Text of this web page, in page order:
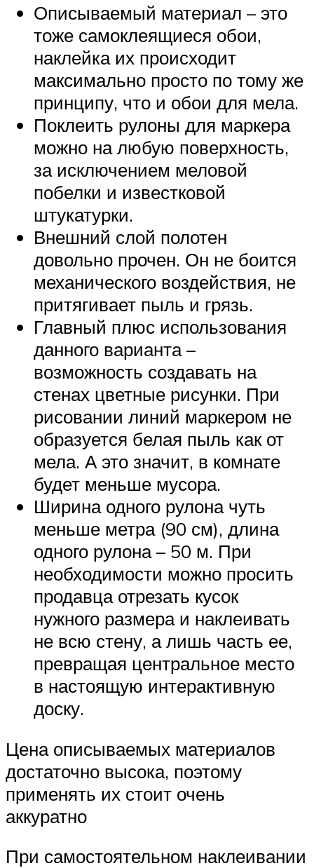
Описываемый материал – это
тоже самоклеящиеся обои,
наклейка их происходит
максимально просто по тому же
принципу, что и обои для мела.
Поклеить рулоны для маркера
можно на любую поверхность,
за исключением меловой
побелки и известковой
штукатурки.
Внешний слой полотен
довольно прочен. Он не боится
механического воздействия, не
притягивает пыль и грязь.
Главный плюс использования
данного варианта –
возможность создавать на
стенах цветные рисунки. При
рисовании линий маркером не
образуется белая пыль как от
мела. А это значит, в комнате
будет меньше мусора.
Ширина одного рулона чуть
меньше метра (90 см), длина
одного рулона – 50 м. При
необходимости можно просить
продавца отрезать кусок
нужного размера и наклеивать
не всю стену, а лишь часть ее,
превращая центральное место
в настоящую интерактивную
доску.
Цена описываемых материалов
достаточно высока, поэтому
применять их стоит очень
аккуратно
При самостоятельном наклеивании